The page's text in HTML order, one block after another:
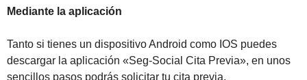
Mediante la aplicación
Tanto si tienes un dispositivo Android como IOS puedes
descargar la aplicación «Seg-Social Cita Previa», en unos
sencillos pasos podrás solicitar tu cita previa.